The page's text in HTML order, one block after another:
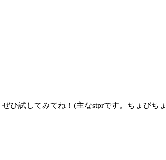
ひ試してみてね！(主なstprです。ちょび